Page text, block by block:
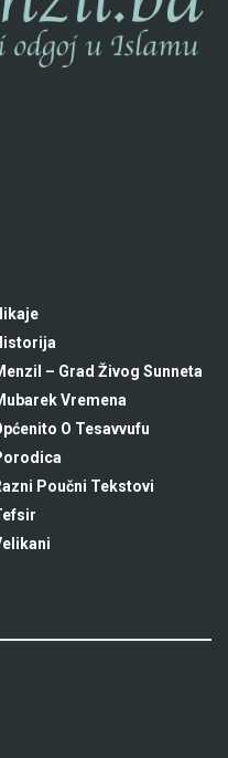
– Grad Živog Sunneta
Vremena
O Tesavvufu
Poučni Tekstovi